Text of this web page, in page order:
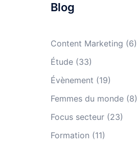
Blog
Content Marketing (6)
Étude(33)
Évènement (19)
Femmes du monde(8)
Focus secteur(23)
Formation (11)